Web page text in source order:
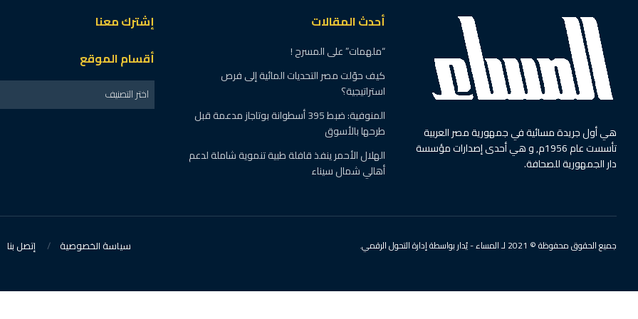
هي أول جريدة مسائية في جمهورية مصر العربية
تأسست عام 1956م, و هي أحدى إصدارات مؤسسة
دار الجمهورية للصحافة.
أحدث المقالات
“ملهمات” على المسرح !
كيف حوّلت مصر التحديات المائية إلى فرص
استراتيجية؟
المنوفية: ضبط 395 أسطوانة بوتاجاز مدعمة قبل
طرحها بالأسوق
الهلال الأحمر ينفذ قافلة طبية تنموية شاملة لدعم
أهالي شمال سيناء
إشترك معنا
أقسام الموقع
اختر التصنيف
سياسة الخصوصية إتصل بنا جميع الحقوق محفوظة © 2021 لـ المساء - يُدار بواسطة إدارة التحول الرقمي.